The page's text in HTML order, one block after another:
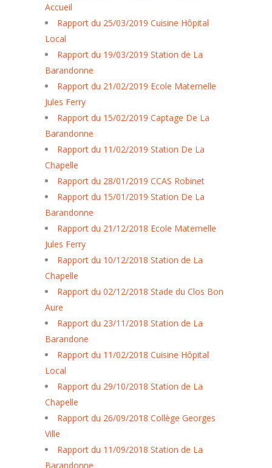
Accueil
Rapport du 25/03/2019 Cuisine Hôpital
Local
Rapport du 19/03/2019 Station de La
Barandonne
Rapport du 21/02/2019 Ecole Maternelle
Jules Ferry
Rapport du 15/02/2019 Captage De La
Barandonne
Rapport du 11/02/2019 Station De La
Chapelle
Rapport du 28/01/2019 CCAS Robinet
Rapport du 15/01/2019 Station De La
Barandonne
Rapport du 21/12/2018 Ecole Maternelle
Jules Ferry
Rapport du 10/12/2018 Station de La
Chapelle
Rapport du 02/12/2018 Stade du Clos Bon
Aure
Rapport du 23/11/2018 Station de La
Barandone
Rapport du 11/02/2018 Cuisine Hôpital
Local
Rapport du 29/10/2018 Station de La
Chapelle
Rapport du 26/09/2018 Collège Georges
Ville
Rapport du 11/09/2018 Station de La
Barandonne